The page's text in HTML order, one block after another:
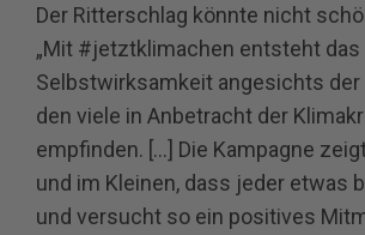
Der Ritterschlag könnte nicht
„Mit #jetztklimachen entsteht das
Selbstwirksamkeit angesichts der
den viele in Anbetracht der
empfinden. […] Die Kampagne
und im Kleinen, dass jeder etwas
und versucht so ein positives